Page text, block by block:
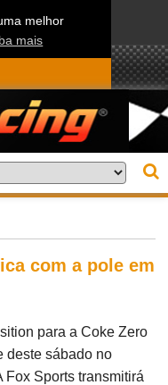
melhor
mais
com a pole em
para a Coke Zero
deste sábado no
Fox Sports transmitirá